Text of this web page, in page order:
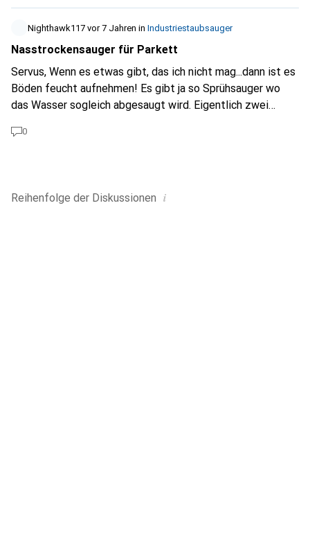
Nighthawk117 vor 7 Jahren in Industriestaubsauger
Nasstrockensauger für Parkett
Servus, Wenn es etwas gibt, das ich nicht mag...dann ist es
Böden feucht aufnehmen! Es gibt ja so Sprühsauger wo
das Wasser sogleich abgesaugt wird. Eigentlich zwei
versiegelten Parkett versucht?
0
Reihenfolge der Diskussionen i